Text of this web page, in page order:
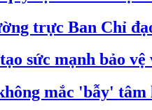
trực Ban Chỉ
sức mạnh bảo
mắc 'bẫy'